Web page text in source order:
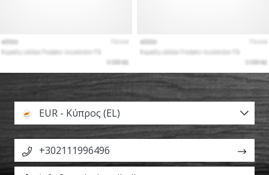
EUR - Κύπρος (EL)
+302111996496